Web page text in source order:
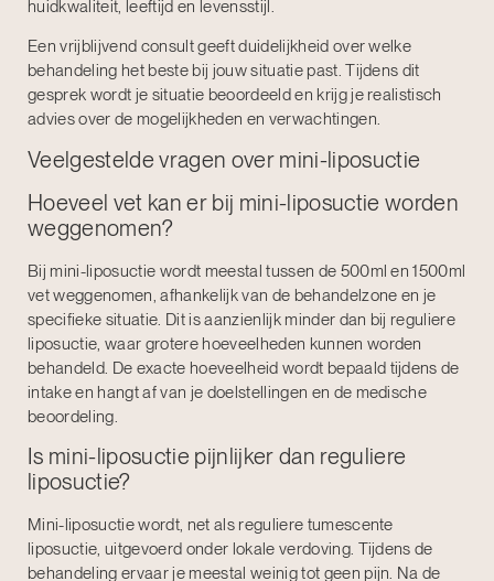
huidkwaliteit, leeftijd en levensstijl.
Een vrijblijvend consult geeft duidelijkheid over welke
behandeling het beste bij jouw situatie past. Tijdens dit
gesprek wordt je situatie beoordeeld en krijg je realistisch
advies over de mogelijkheden en verwachtingen.
Veelgestelde vragen over mini-liposuctie
Hoeveel vet kan er bij mini-liposuctie worden
weggenomen?
Bij mini-liposuctie wordt meestal tussen de 500ml en 1500ml
vet weggenomen, afhankelijk van de behandelzone en je
specifieke situatie. Dit is aanzienlijk minder dan bij reguliere
liposuctie, waar grotere hoeveelheden kunnen worden
behandeld. De exacte hoeveelheid wordt bepaald tijdens de
intake en hangt af van je doelstellingen en de medische
beoordeling.
Is mini-liposuctie pijnlijker dan reguliere
liposuctie?
Mini-liposuctie wordt, net als reguliere tumescente
liposuctie, uitgevoerd onder lokale verdoving. Tijdens de
behandeling ervaar je meestal weinig tot geen pijn. Na de